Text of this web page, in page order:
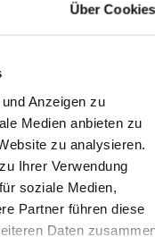
Über Cookies
Anzeigen zu
Medien anbieten zu
zu analysieren.
Ihrer Verwendung
soziale Medien,
Partner führen diese
Daten
Darüber
Datenerhebung
anderen
Reliabilität
und Objektivität
bezieht sich